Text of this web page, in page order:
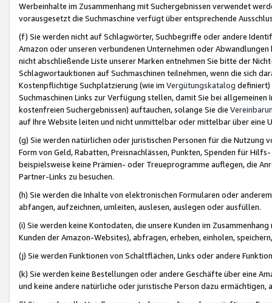
Werbeinhalte im Zusammenhang mit Suchergebnissen verwendet
vorausgesetzt die Suchmaschine verfügt über entsprechende
(f) Sie werden nicht auf Schlagwörter, Suchbegriffe oder andere
Amazon oder unseren verbundenen Unternehmen oder
nicht abschließende Liste unserer Marken entnehmen Sie bitte der
Schlagwortauktionen auf Suchmaschinen teilnehmen, wenn die sich
Kostenpflichtige Suchplatzierung (wie im Vergütungskatalog definiert)
Suchmaschinen Links zur Verfügung stellen, damit Sie bei
kostenfreien Suchergebnissen) auftauchen, solange Sie die
auf Ihre Website leiten und nicht unmittelbar oder mittelbar über eine
(g) Sie werden natürlichen oder juristischen Personen für die Nutzung
Form von Geld, Rabatten, Preisnachlässen, Punkten, Spenden für
beispielsweise keine Prämien- oder Treueprogramme auflegen, die
Partner-Links zu besuchen.
(h) Sie werden die Inhalte von elektronischen Formularen oder
abfangen, aufzeichnen, umleiten, auslesen, auslegen oder ausfüllen.
(i) Sie werden keine Kontodaten, die unsere Kunden im
Kunden der Amazon-Websites), abfragen, erheben, einholen,
(j) Sie werden Funktionen von Schaltflächen, Links oder andere
(k) Sie werden keine Bestellungen oder andere Geschäfte über eine
und keine andere natürliche oder juristische Person dazu